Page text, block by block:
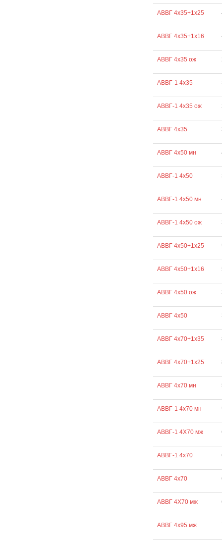
АВВГ 4х35+1х25
АВВГ 4х35+1х16
АВВГ 4х35 ож
АВВГ-1 4х35
АВВГ-1 4х35 ож
АВВГ 4х35
АВВГ 4х50 мн
АВВГ-1 4х50
АВВГ-1 4х50 мн
АВВГ-1 4х50 ож
АВВГ 4х50+1х25
АВВГ 4х50+1х16
АВВГ 4х50 ож
АВВГ 4х50
АВВГ 4х70+1х35
АВВГ 4х70+1х25
АВВГ 4х70 мн
АВВГ-1 4х70 мн
АВВГ-1 4Х70 мж
АВВГ-1 4х70
АВВГ 4х70
АВВГ 4Х70 мж
АВВГ 4х95 мж